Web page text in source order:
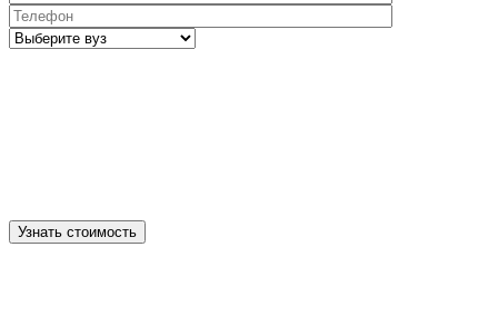
Узнать стоимость